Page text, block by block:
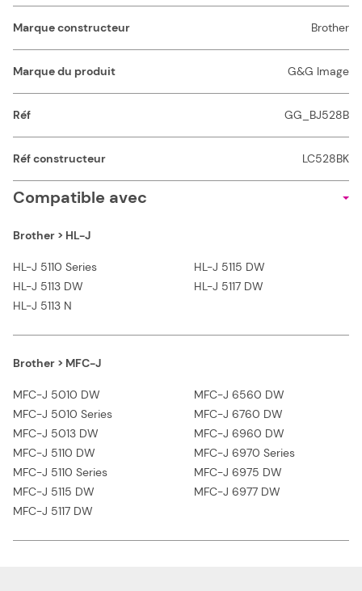
Marque constructeur Brother
Marque du produit G&G Image
Réf GG_BJ528B
Réf constructeur LC528BK
Compatible avec
Brother > HL-J
HL-J 5110 Series
HL-J 5113 DW
HL-J 5113 N
HL-J 5115 DW
HL-J 5117 DW
Brother > MFC-J
MFC-J 5010 DW
MFC-J 5010 Series
MFC-J 5013 DW
MFC-J 5110 DW
MFC-J 5110 Series
MFC-J 5115 DW
MFC-J 5117 DW
MFC-J 6560 DW
MFC-J 6760 DW
MFC-J 6960 DW
MFC-J 6970 Series
MFC-J 6975 DW
MFC-J 6977 DW